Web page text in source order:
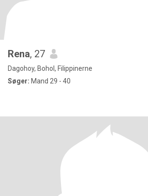
Rena, 27
Dagohoy, Bohol, Filippinerne
Søger: Mand 29 - 40